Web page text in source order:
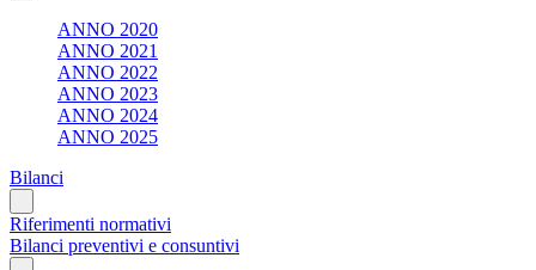
ANNO 2020
ANNO 2021
ANNO 2022
ANNO 2023
ANNO 2024
ANNO 2025
Bilanci
Riferimenti normativi
Bilanci preventivi e consuntivi